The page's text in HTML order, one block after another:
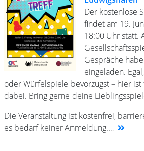
Der kostenlose
findet am 19.
18:00 Uhr statt.
Gespräche
eingeladen.
oder Würfelspiele bevorzugst – hier
dabei. Bring gerne deine
Die Veranstaltung ist kostenfrei,
es bedarf keiner Anmeldung.…